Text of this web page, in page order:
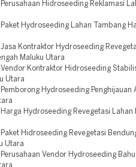
Hidroseeding Reklamasi
Hydroseeding Lahan Tambang
Kontraktor Hydroseeding
Maluku Utara
Kontraktor Hidroseeding
Utara
Hydroseeding Penghijauan
Hydroseeding Revegetasi Lahan
Hidroseeding Revegetasi
Utara
Vendor Hydroseeding